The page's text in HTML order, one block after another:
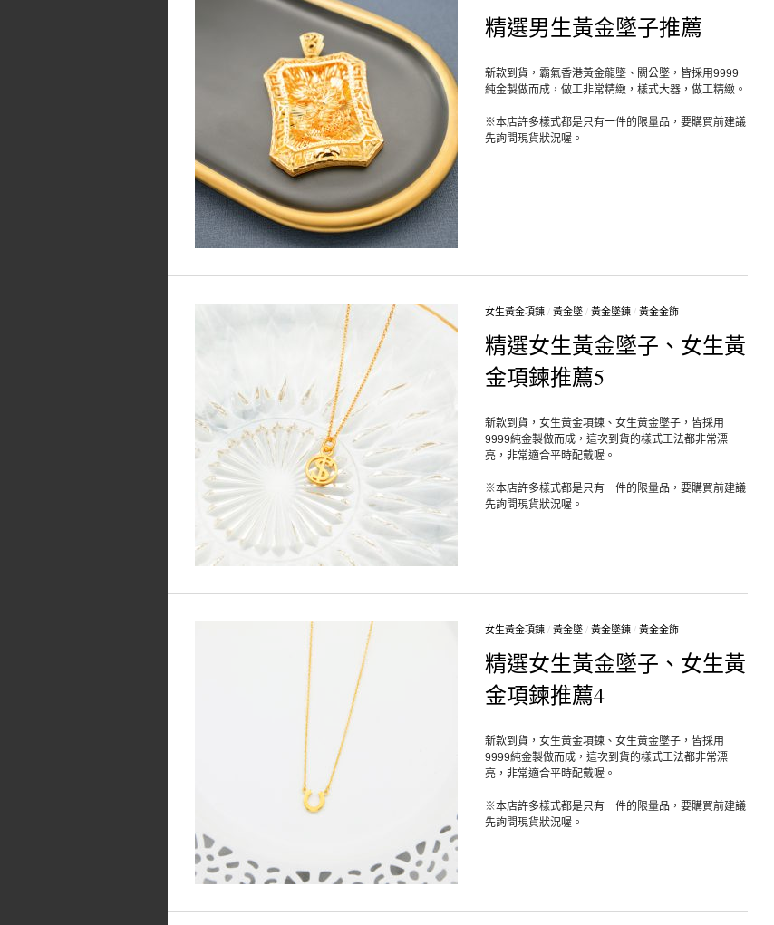
精選男生黃金墜子推薦
新款到貨，霸氣香港黃金龍墜、關公墜，皆採用9999
純金製做而成，做工非常精緻，樣式大器，做工精緻。
※本店許多樣式都是只有一件的限量品，要購買前建議
先詢問現貨狀況喔。
女生黃金項鍊/ 黃金墜/ 黃金墜鍊/ 黃金金飾
精選女生黃金墜子、女生黃
金項鍊推薦5
新款到貨，女生黃金項鍊、女生黃金墜子，皆採用
9999純金製做而成，這次到貨的樣式工法都非常漂
亮，非常適合平時配戴喔。
※本店許多樣式都是只有一件的限量品，要購買前建議
先詢問現貨狀況喔。
女生黃金項鍊/ 黃金墜/ 黃金墜鍊/ 黃金金飾
精選女生黃金墜子、女生黃
金項鍊推薦4
新款到貨，女生黃金項鍊、女生黃金墜子，皆採用
9999純金製做而成，這次到貨的樣式工法都非常漂
亮，非常適合平時配戴喔。
※本店許多樣式都是只有一件的限量品，要購買前建議
先詢問現貨狀況喔。